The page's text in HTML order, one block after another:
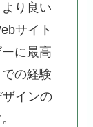
り良い
サイト
に最高
の経験
インの